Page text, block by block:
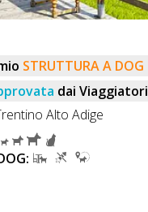
STRUTTURA A DOG
dai Viaggiatori
Alto Adige